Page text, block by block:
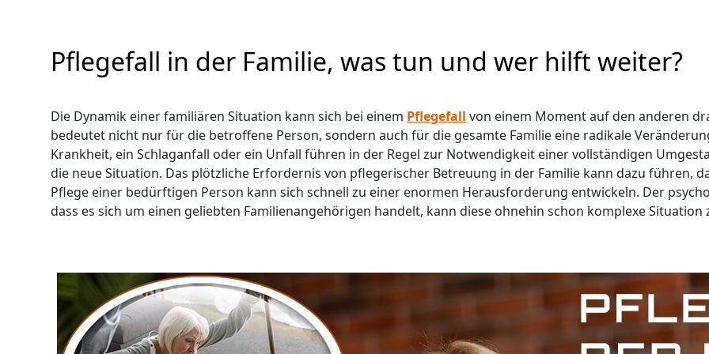
Pflegefall in der Familie, was tun und wer hilft weiter?
Die Dynamik einer familiären Situation kann sich bei einem Pflegefall von einem Moment auf den anderen
bedeutet nicht nur für die betroffene Person, sondern auch für die gesamte Familie eine radikale
Krankheit, ein Schlaganfall oder ein Unfall führen in der Regel zur Notwendigkeit einer vollständigen
die neue Situation. Das plötzliche Erfordernis von pflegerischer Betreuung in der Familie kann dazu führen,
Pflege einer bedürftigen Person kann sich schnell zu einer enormen Herausforderung entwickeln. Der
dass es sich um einen geliebten Familienangehörigen handelt, kann diese ohnehin schon komplexe Situation